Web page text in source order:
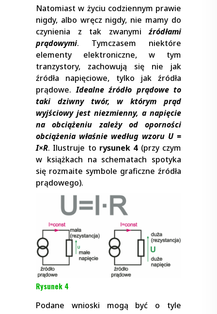
Natomiast w życiu codziennym prawie
nigdy, albo wręcz nigdy, nie mamy do
czynienia z tak zwanymiźródłami
prądowymi. Tymczasem niektóre
elementy elektroniczne, w tym
tranzystory, zachowują się nie jak
źródła napięciowe, tylko jak źródła
prądowe.Idealne źródło prądowe to
taki dziwny twór, w którym prąd
wyjściowy jest niezmienny, a napięcie
na obciążeniu zależy od oporności
obciążenia właśnie według wzoru U =
I×R. Ilustruje to rysunek 4(przy czym
w książkach na schematach spotyka
się rozmaite symbole graficzne źródła
prądowego).
Rysunek 4
Podane wnioski mogą być o tyle